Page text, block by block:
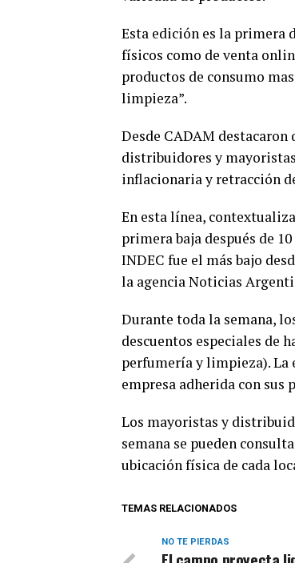
Esta edición es la primera
físicos como de venta
productos de consumo
limpieza”.
Desde CADAM
distribuidores y
inflacionaria y retracción
En esta línea,
primera baja después de
INDEC fue el más bajo
la agencia Noticias
Durante toda la semana,
descuentos especiales de
perfumería y limpieza). La
empresa adherida con sus
Los mayoristas y
semana se pueden
ubicación física de cada
TEMAS RELACIONADOS
NO TE PIERDAS